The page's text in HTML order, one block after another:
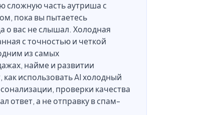
сложную часть аутриша с
пока вы пытаетесь
о вас не слышал. Холодная
с точностью и четкой
из самых
найме и развитии
использовать AI холодный
проверки качества
ответ, а не отправку в спам-